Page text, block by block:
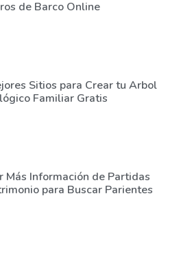
de Barco Online
Sitios para Crear tu Arbol
Familiar Gratis
Más Información de Partidas
para Buscar Parientes